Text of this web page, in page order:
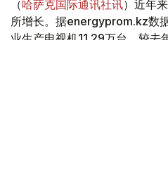
（哈萨克国际通讯社讯）近年
所增长。据energyprom.kz数
业生产电视机11.29万台，较去